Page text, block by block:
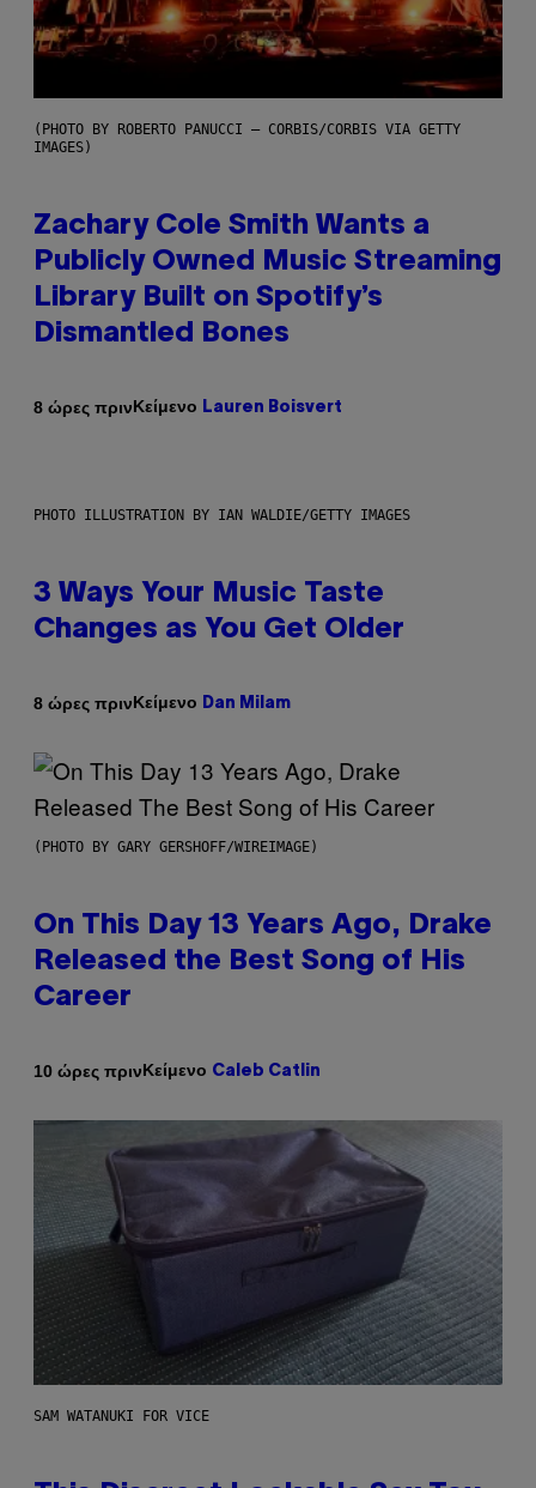
(PHOTO BY ROBERTO PANUCCI – CORBIS/CORBIS VIA GETTY
IMAGES)
Zachary Cole Smith Wants a
Publicly Owned Music Streaming
Library Built on Spotify’s
Dismantled Bones
8 ώρες πρινΚείμενο Lauren Boisvert
PHOTO ILLUSTRATION BY IAN WALDIE/GETTY IMAGES
3 Ways Your Music Taste
Changes as You Get Older
8 ώρες πρινΚείμενο Dan Milam
(PHOTO BY GARY GERSHOFF/WIREIMAGE)
On This Day 13 Years Ago, Drake
Released the Best Song of His
Career
10 ώρες πρινΚείμενο Caleb Catlin
SAM WATANUKI FOR VICE